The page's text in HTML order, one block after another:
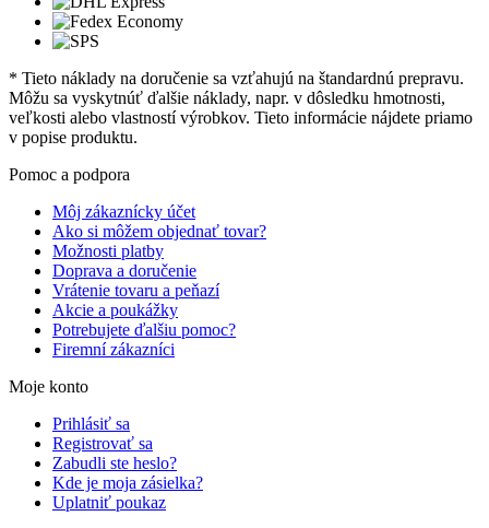
* Tieto náklady na doručenie sa vzťahujú na štandardnú prepravu.
Môžu sa vyskytnúť ďalšie náklady, napr. v dôsledku hmotnosti,
veľkosti alebo vlastností výrobkov. Tieto informácie nájdete priamo
v popise produktu.
Pomoc a podpora
Môj zákaznícky účet
Ako si môžem objednať tovar?
Možnosti platby
Doprava a doručenie
Vrátenie tovaru a peňazí
Akcie a poukážky
Potrebujete ďalšiu pomoc?
Firemní zákazníci
Moje konto
Prihlásiť sa
Registrovať sa
Zabudli ste heslo?
Kde je moja zásielka?
Uplatniť poukaz